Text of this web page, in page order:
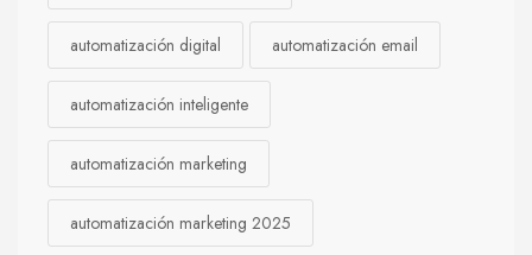
automatización digital automatización email
automatización inteligente
automatización marketing
automatización marketing 2025